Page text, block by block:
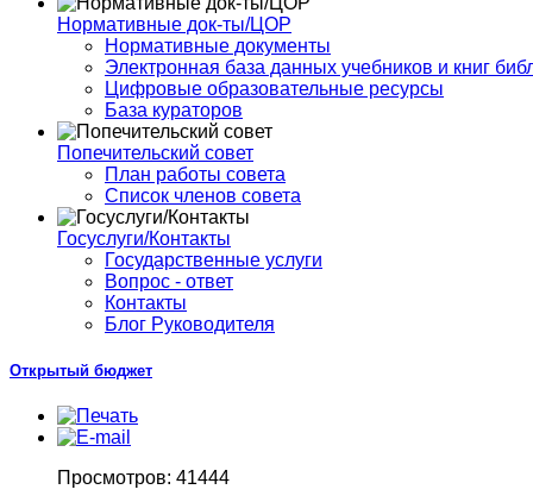
Нормативные док-ты/ЦОР
Нормативные документы
Электронная база данных учебников и книг
Цифровые образовательные ресурсы
База кураторов
Попечительский совет
План работы совета
Список членов совета
Госуслуги/Контакты
Государственные услуги
Вопрос - ответ
Контакты
Блог Руководителя
Открытый бюджет
Просмотров: 41444